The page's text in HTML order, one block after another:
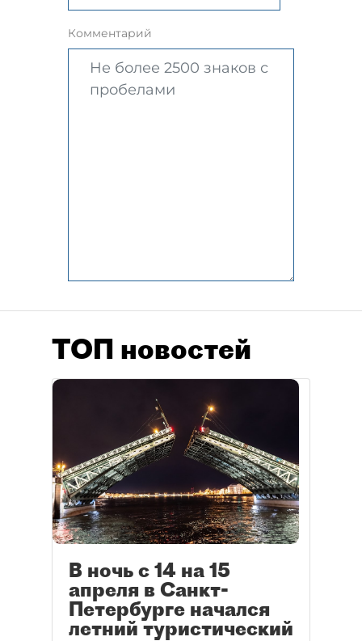
Комментарий
ТОП новостей
В ночь с 14 на 15
апреля в Санкт-
Петербурге начался
летний туристический